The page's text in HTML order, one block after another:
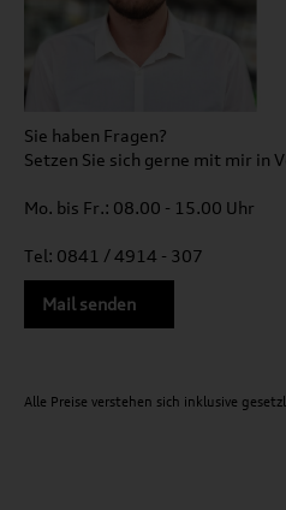
Sie haben Fragen?
Setzen Sie sich gerne mit mir in
Mo. bis Fr.: 08.00 - 15.00 Uhr
Tel: 0841 / 4914 - 307
Mail senden
Alle Preise verstehen sich inklusive